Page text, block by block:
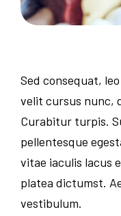
Sed consequat,
velit cursus nunc,
Curabitur turpis.
pellentesque
vitae iaculis lacus
platea dictumst.
vestibulum.